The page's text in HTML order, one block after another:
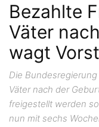
Bezahlte
Väter
wagt
Die
Väter nach der
freigestellt werden
nun mit sechs